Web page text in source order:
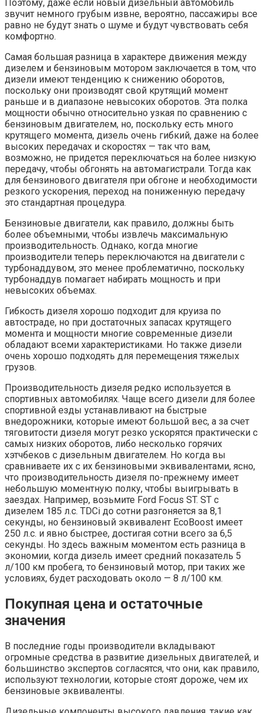
Поэтому, даже если новый дизельный автомобиль
звучит немного грубым извне, вероятно, пассажиры все
равно не будут знать о шуме и будут чувствовать себя
комфортно.
Самая большая разница в характере движения между
дизелем и бензиновым мотором заключается в том, что
дизели имеют тенденцию к снижению оборотов,
поскольку они производят свой крутящий момент
раньше и в диапазоне невысоких оборотов. Эта полка
мощности обычно относительно узкая по сравнению с
бензиновым двигателем, но, поскольку есть много
крутящего момента, дизель очень гибкий, даже на более
высоких передачах и скоростях — так что вам,
возможно, не придется переключаться на более низкую
передачу, чтобы обгонять на автомагистрали. Тогда как
для бензинового двигателя при обгоне и необходимости
резкого ускорения, переход на пониженную передачу
это стандартная процедура.
Бензиновые двигатели, как правило, должны быть
более объемными, чтобы извлечь максимальную
производительность. Однако, когда многие
производители теперь переключаются на двигатели с
турбонаддувом, это менее проблематично, поскольку
турбонаддув помагает набирать мощность и при
невысоких объемах.
Гибкость дизеля хорошо подходит для круиза по
автостраде, но при достаточных запасах крутящего
момента и мощности многие современные дизели
обладают всеми характеристиками. Но также дизели
очень хорошо подходять для перемещения тяжелых
грузов.
Производительность дизеля редко используется в
спортивных автомобилях. Чаще всего дизели для более
спортивной езды устанавливают на быстрые
внедорожники, которые имеют большой вес, а за счет
тяговитости дизеля могут резко ускорятся практически с
самых низких оборотов, либо несколько горячих
хэтчбеков с дизельным двигателем. Но когда вы
сравниваете их с их бензиновыми эквивалентами, ясно,
что производительность дизеля по-прежнему имеет
небольшую моментную полку, чтобы выигрывать в
заездах. Например, возьмите Ford Focus ST. ST с
дизелем 185 л.с. TDCi до сотни разгоняется за 8,1
секунды, но бензиновый эквивалент EcoBoost имеет
250 л.с. и явно быстрее, достигая сотни всего за 6,5
секунды. Но здесь важным моментом есть разница в
экономии, когда дизель имеет средний показатель 5
л/100 км пробега, то бензиновый мотор, при таких же
условиях, будет расходовать около — 8 л/100 км.
Покупная цена и остаточные
значения
В последние годы производители вкладывают
огромные средства в развитие дизельных двигателей, и
большинство экспертов согласятся, что они, как правило,
используют технологии, которые стоят дороже, чем их
бензиновые эквиваленты.